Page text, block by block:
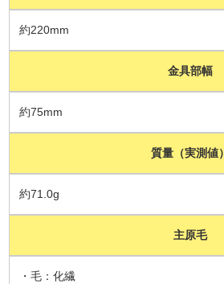
約220mm
金具部幅
約75mm
質量（実測値）
約71.0g
主原毛
・毛：化繊